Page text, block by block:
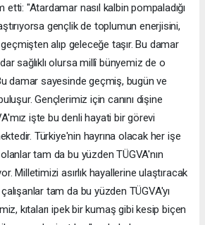
etti: "Atardamar nasıl kalbin pompaladığı
gençlik de toplumun enerjisini,
alıp geleceğe taşır. Bu damar
sağlıklı olursa millî bünyemiz de o
damar sayesinde geçmiş, bugün ve
Gençlerimiz için canını dişine
işte bu denli hayati bir görevi
Türkiye'nin hayrına olacak her işe
tam da bu yüzden TÜGVA'nın
Milletimizi asırlık hayallerine ulaştıracak
tam da bu yüzden TÜGVA'yı
kıtaları ipek bir kumaş gibi kesip biçen